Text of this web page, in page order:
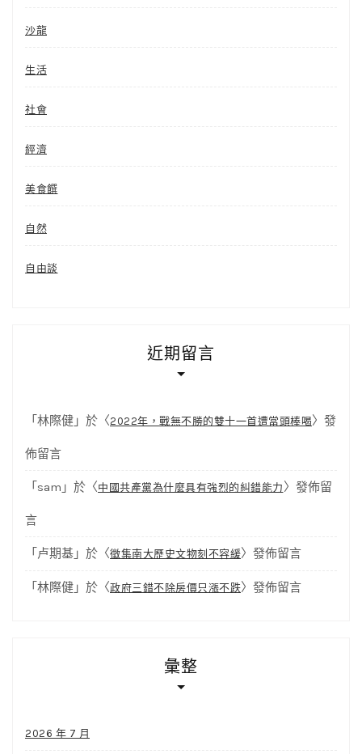
沙龍
生活
社會
經濟
美食饌
自然
自由談
近期留言
「 林際健 」於〈2022年，戰無不勝的雙十一首遭當頭棒喝〉發
佈留言
「 sam 」於〈中國共產黨為什麼具有強烈的糾錯能力 〉發佈留
言
「 卢期基 」於〈徵集南大歷史文物刻不容緩〉發佈留言
「 林際健 」於〈政府三錯不除房價只漲不跌〉發佈留言
彙整
2026 年 7 月